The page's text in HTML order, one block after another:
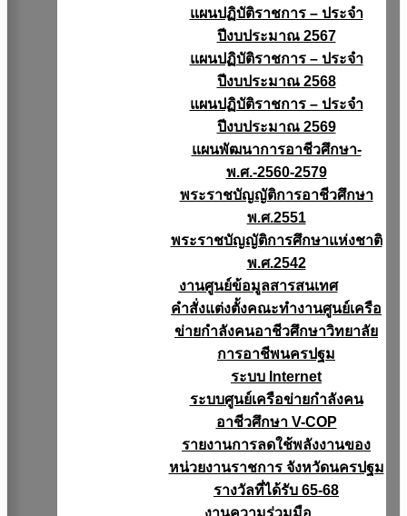
แผนปฏิบัติราชการ – ประจำ
ปีงบประมาณ 2567
แผนปฏิบัติราชการ – ประจำ
ปีงบประมาณ 2568
แผนปฏิบัติราชการ – ประจำ
ปีงบประมาณ 2569
แผนพัฒนาการอาชีวศึกษา-
พ.ศ.-2560-2579
พระราชบัญญัติการอาชีวศึกษา
พ.ศ.2551
พระราชบัญญัติการศึกษาแห่งชาติ
พ.ศ.2542
งานศูนย์ข้อมูลสารสนเทศ
คำสั่งแต่งตั้งคณะทำงานศูนย์เครือ
ข่ายกำลังคนอาชีวศึกษาวิทยาลัย
การอาชีพนครปฐม
ระบบ Internet
ระบบศูนย์เครือข่ายกำลังคน
อาชีวศึกษา V-COP
รายงานการลดใช้พลังงานของ
หน่วยงานราชการ จังหวัดนครปฐม
รางวัลที่ได้รับ 65-68
งานความร่วมมือ